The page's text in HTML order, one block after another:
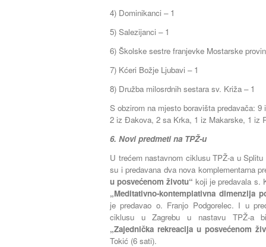
4) Dominikanci – 1
5) Salezijanci – 1
6) Školske sestre franjevke Mostarske
7) Kćeri Božje Ljubavi – 1
8) Družba milosrdnih sestara sv. Križa – 1
S obzirom na mjesto boravišta predavača:
2 iz Đakova, 2 sa Krka, 1 iz Makarske, 1 iz
6. Novi predmeti na TPŽ-u
U trećem nastavnom ciklusu TPŽ-a u
su i predavana dva nova komplementarna
u posvećenom životu“ koji je predavala s.
„Meditativno-kontemplativna dimenzija
je predavao o. Franjo Podgorelec. I u
ciklusu u Zagrebu u nastavu TPŽ-a
„Zajednička rekreacija u posvećenom
Tokić (6 sati).